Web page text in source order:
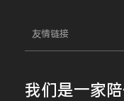
友情链接
我们是一家